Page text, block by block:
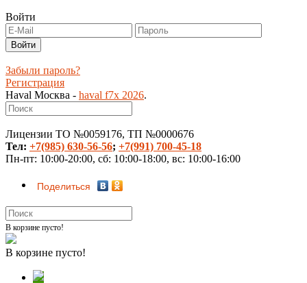
Войти
Забыли пароль?
Регистрация
Haval Москва - haval f7x 2026.
Лицензии ТО №0059176, ТП №0000676
Тел: +7(985) 630-56-56; +7(991) 700-45-18
Пн-пт: 10:00-20:00, сб: 10:00-18:00, вс: 10:00-16:00
Поделиться
В корзине пусто!
В корзине пусто!